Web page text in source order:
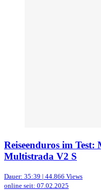
Reiseenduros im
Multistrada V2 S
Dauer: 35:39 | 44.866 Views
online seit: 07.02.2025